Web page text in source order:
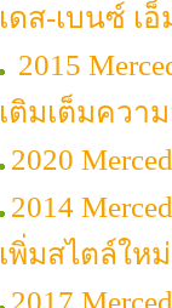
เดส-เบนซ์ เ
2015
เติมเต็มคว
2020
2014
เพิ่มสไตล์ใหม่
2017